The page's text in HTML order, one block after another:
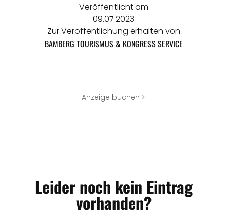
Veröffentlicht am
09.07.2023
Zur Veröffentlichung erhalten von
BAMBERG TOURISMUS & KONGRESS SERVICE
Anzeige buchen >
Leider noch kein Eintrag
vorhanden?